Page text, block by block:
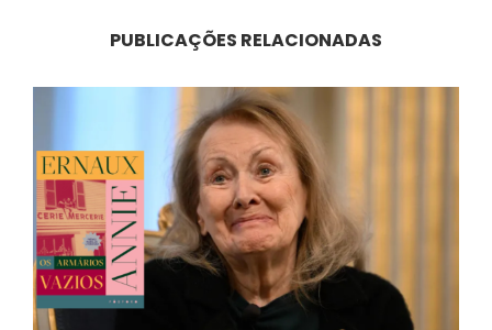
PUBLICAÇÕES RELACIONADAS